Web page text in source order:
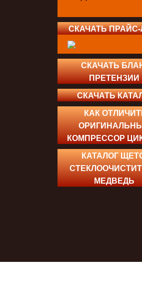
СКАЧАТЬ
СКАЧАТЬ
ПРЕТЕНЗИИ
СКАЧАТЬ
КАК
КОМПРЕССОР
КАТАЛОГ
МЕДВЕДЬ